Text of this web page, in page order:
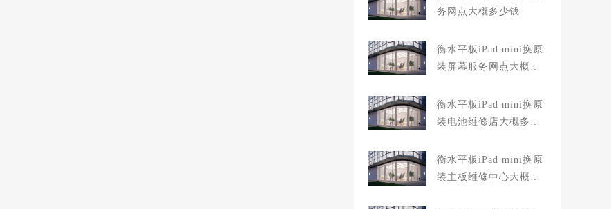
务网点大概多少钱
衡水平板iPad mini换原
装屏幕服务网点大概多
衡水平板iPad mini换原
装电池维修店大概多少
衡水平板iPad mini换原
装主板维修中心大概多